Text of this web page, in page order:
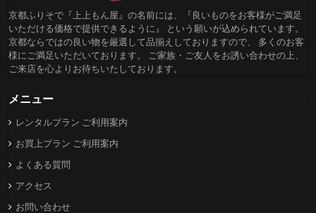
京都ふりそで『上上もん屋』の名前には、『良いものをお客様がご満足
いただける価格で提供できるように』 という願いが込められています。
京都ならではの良い物を厳選して品揃えしておりますので、 多くのお客
様にご満足いただいております。 ご家族・ご友人をお誘い合わせの上、
ご来店を心よりお待ちいたしております。
メニュー
レンタルプラン ご利用案内
お買上プラン ご利用案内
よくある質問
アクセス
お問い合わせ